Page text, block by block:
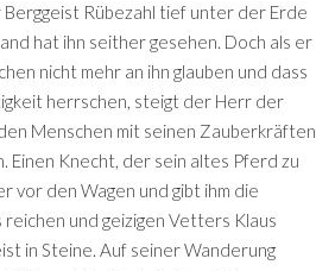
Rübezahl tief unter der Erde
hat ihn seither gesehen. Doch als er
nicht mehr an ihn glauben und dass
herrschen, steigt der Herr der
den Menschen mit seinen Zauberkräften
Einen Knecht, der sein altes Pferd zu
vor den Wagen und gibt ihm die
reichen und geizigen Vetters Klaus
in Steine. Auf seiner Wanderung